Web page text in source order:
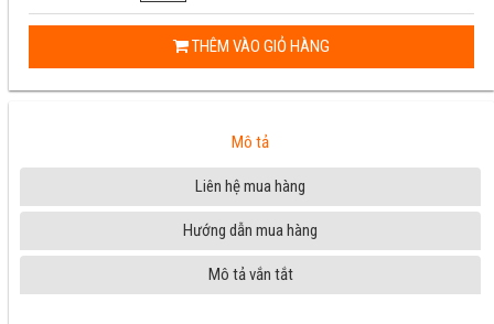
THÊM VÀO GIỎ HÀNG
Mô tả
Liên hệ mua hàng
Hướng dẫn mua hàng
Mô tả vắn tắt